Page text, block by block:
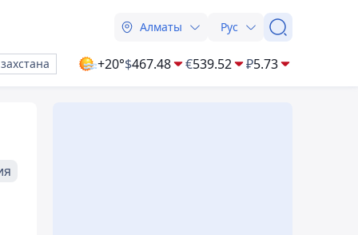
Алматы Рус
+20°$467.48 €539.52 ₽5.73